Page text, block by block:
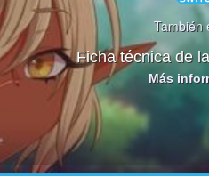
También
Ficha técnica de
Más